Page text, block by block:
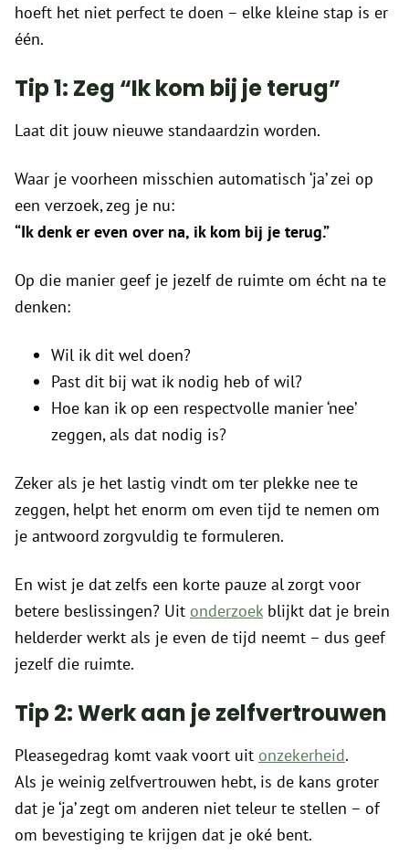
hoeft het niet perfect te doen – elke kleine stap is er
één.
Tip 1: Zeg “Ik kom bij je terug”
Laat dit jouw nieuwe standaardzin worden.
Waar je voorheen misschien automatisch ‘ja’ zei op
een verzoek, zeg je nu:
“Ik denk er even over na, ik kom bij je terug.”
Op die manier geef je jezelf de ruimte om écht na te
denken:
Wil ik dit wel doen?
Past dit bij wat ik nodig heb of wil?
Hoe kan ik op een respectvolle manier ‘nee’
zeggen, als dat nodig is?
Zeker als je het lastig vindt om ter plekke nee te
zeggen, helpt het enorm om even tijd te nemen om
je antwoord zorgvuldig te formuleren.
En wist je dat zelfs een korte pauze al zorgt voor
betere beslissingen? Uit onderzoek blijkt dat je brein
helderder werkt als je even de tijd neemt – dus geef
jezelf die ruimte.
Tip 2: Werk aan je zelfvertrouwen
Pleasegedrag komt vaak voort uit onzekerheid.
Als je weinig zelfvertrouwen hebt, is de kans groter
dat je ‘ja’ zegt om anderen niet teleur te stellen – of
om bevestiging te krijgen dat je oké bent.